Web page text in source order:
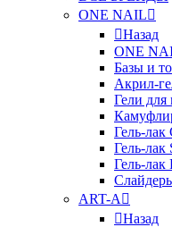
ONE NAIL
Назад
ONE
Базы и
Акрил-
Гели для
Гель-лак
Гель-лак
Гель-лак
ART-A
Назад